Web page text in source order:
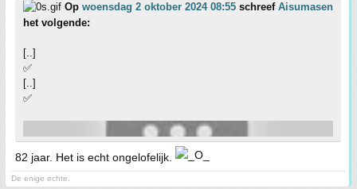
Op woensdag 2 oktober 2024 08:55 schreef Aisumasen
het volgende:
[..]
✅
[..]
✅
82 jaar. Het is echt ongelofelijk.
De enige echte.